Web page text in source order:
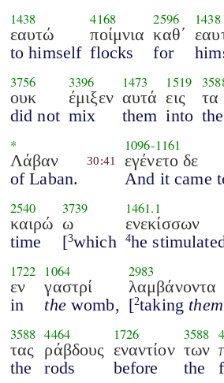
1438
εαυτώ
to himself
4168
ποίμνια
flocks
2596
καθ΄
for
1438
3756
ουκ
did not
3396
έμιξεν
mix
1473
αυτά
them
1519
εις
into
τα
the
*
Λάβαν
of Laban.
30:41
1096-1161
εγένετο δε
And it came
2540
καιρώ
time
3739
ω
[3which
1461.1
ενεκίσσων
4he
1722
εν
in
1064
γαστρί
thewomb,
2983
λαμβάνοντα
[2taking them
3588
τας
the
4464
ράβδους
rods
1726
εναντίον
before
3588
των
the